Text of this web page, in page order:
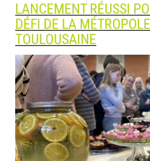
LANCEMENT RÉUSSI
DÉFI DE LA MÉTROPOLE
TOULOUSAINE